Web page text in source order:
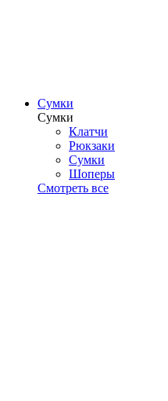
Сумки
Сумки
Клатчи
Рюкзаки
Сумки
Шоперы
Смотреть все